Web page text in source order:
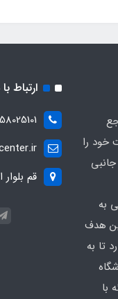
خود را
جانبی
به
هدف
تا به
با
ارتباط
قم بلوار